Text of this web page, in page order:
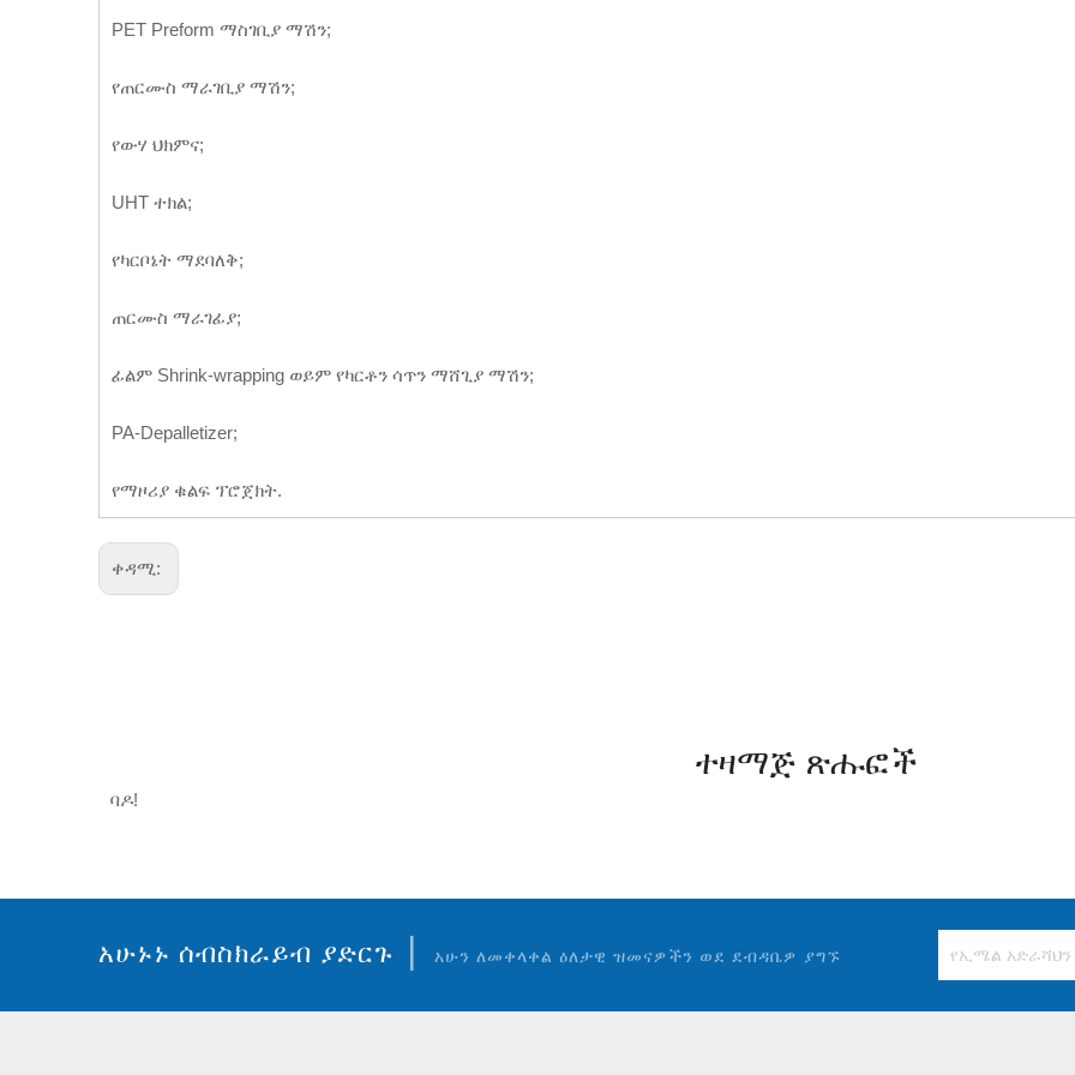
PET Preform ማስገቢያ ማሽን;
የጠርሙስ ማራገቢያ ማሽን;
የውሃ ህክምና;
UHT ተክል;
የካርቦኔት ማደባለቅ;
ጠርሙስ ማራገፊያ;
ፊልም Shrink-wrapping ወይም የካርቶን ሳጥን ማሸጊያ ማሽን;
PA-Depalletizer;
የማዞሪያ ቁልፍ ፕሮጀክት.
ቀዳሚ:
ተዛማጅ ጽሑፎች
ባዶ!
አሁኑኑ ሰብስክራይብ ያድርጉ | አሁን ለመቀላቀል ዕለታዊ ዝመናዎችን ወደ ደብዳቤዎ ያግኙ